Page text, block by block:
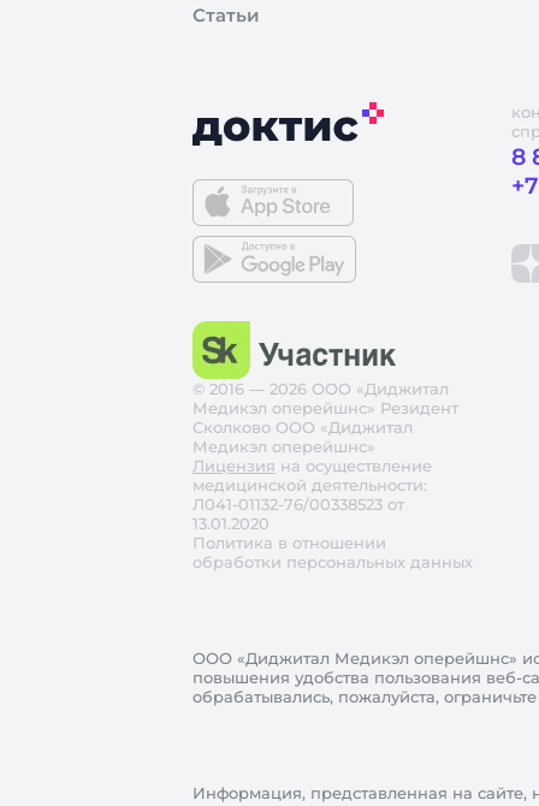
Статьи
8
© 2016 — 2026 ООО «Диджитал
Медикэл оперейшнс» Резидент
Сколково ООО «Диджитал
Медикэл оперейшнс»
Лицензия на осуществление
медицинской деятельности:
Л041-01132-76/00338523 от
13.01.2020
Политика в отношении
обработки персональных данных
ООО «Диджитал Медикэл оперейшнс»
повышения удобства пользования веб-
обрабатывались, пожалуйста,
Информация, представленная на сайте,